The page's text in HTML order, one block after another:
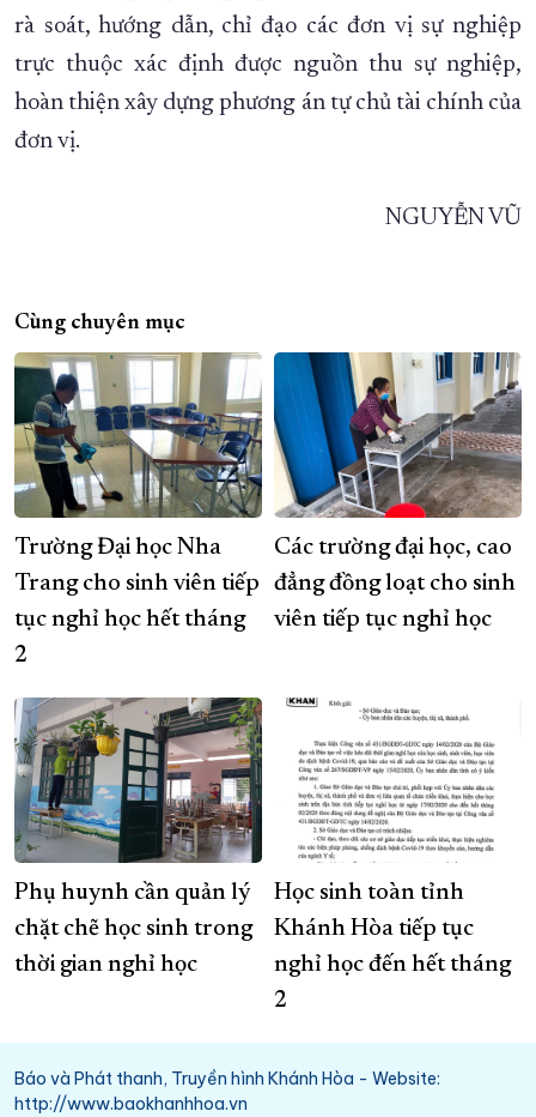
rà soát, hướng dẫn, chỉ đạo các đơn vị sự nghiệp
trực thuộc xác định được nguồn thu sự nghiệp,
hoàn thiện xây dựng phương án tự chủ tài chính của
đơn vị.
NGUYỄN VŨ
Cùng chuyên mục
Trường Đại học Nha
Trang cho sinh viên tiếp
tục nghỉ học hết tháng
2
Các trường đại học, cao
đẳng đồng loạt cho sinh
viên tiếp tục nghỉ học
Phụ huynh cần quản lý
chặt chẽ học sinh trong
thời gian nghỉ học
Học sinh toàn tỉnh
Khánh Hòa tiếp tục
nghỉ học đến hết tháng
2
Báo và Phát thanh, Truyền hình Khánh Hòa - Website:
http://www.baokhanhhoa.vn